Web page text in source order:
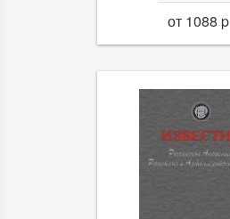
от 1088 p